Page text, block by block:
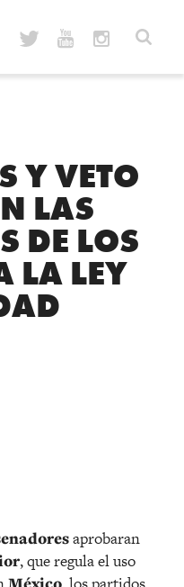
Y VETO
LAS
DE LOS
LA LEY
aprobaran
, que regula el uso